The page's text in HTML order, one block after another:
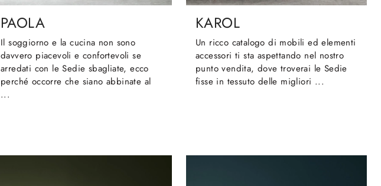
PAOLA
Il soggiorno e la cucina non sono
davvero piacevoli e confortevoli se
arredati con le Sedie sbagliate, ecco
perché occorre che siano abbinate al
...
KAROL
Un ricco catalogo di mobili ed elementi
accessori ti sta aspettando nel nostro
punto vendita, dove troverai le Sedie
fisse in tessuto delle migliori ...